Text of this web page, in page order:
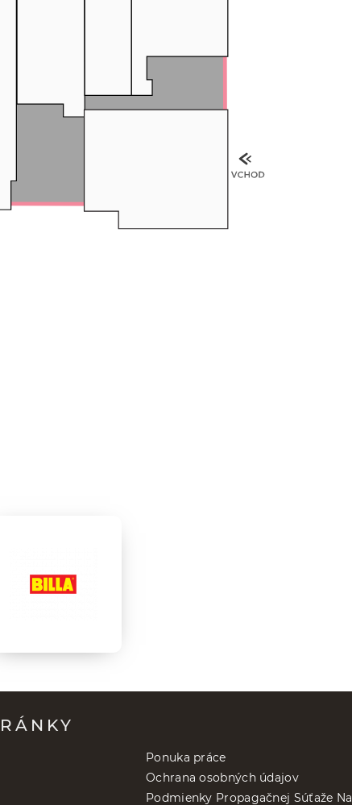
Ponuka práce
Ochrana osobných údajov
Podmienky Propagačnej Súťaže Na